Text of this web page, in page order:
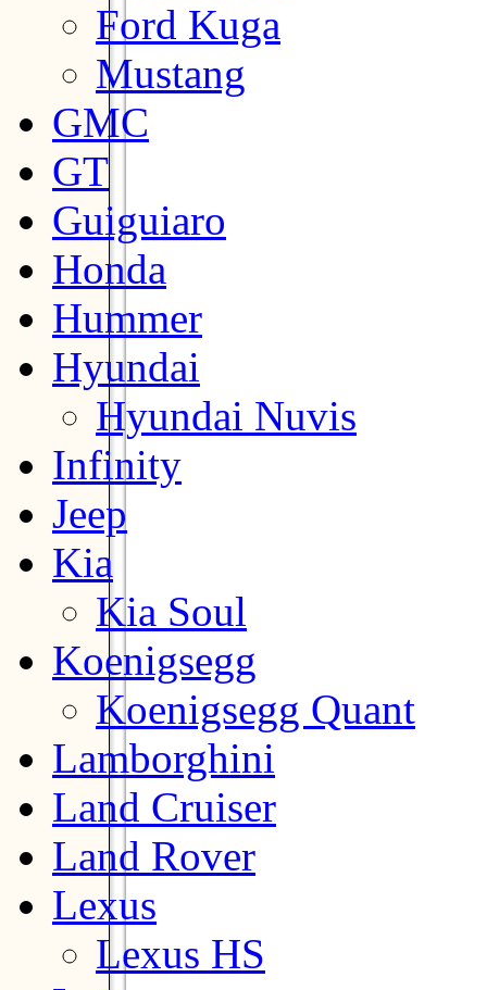
Ford Kuga
Mustang
GMC
GT
Guiguiaro
Honda
Hummer
Hyundai
Hyundai Nuvis
Infinity
Jeep
Kia
Kia Soul
Koenigsegg
Koenigsegg Quant
Lamborghini
Land Cruiser
Land Rover
Lexus
Lexus HS